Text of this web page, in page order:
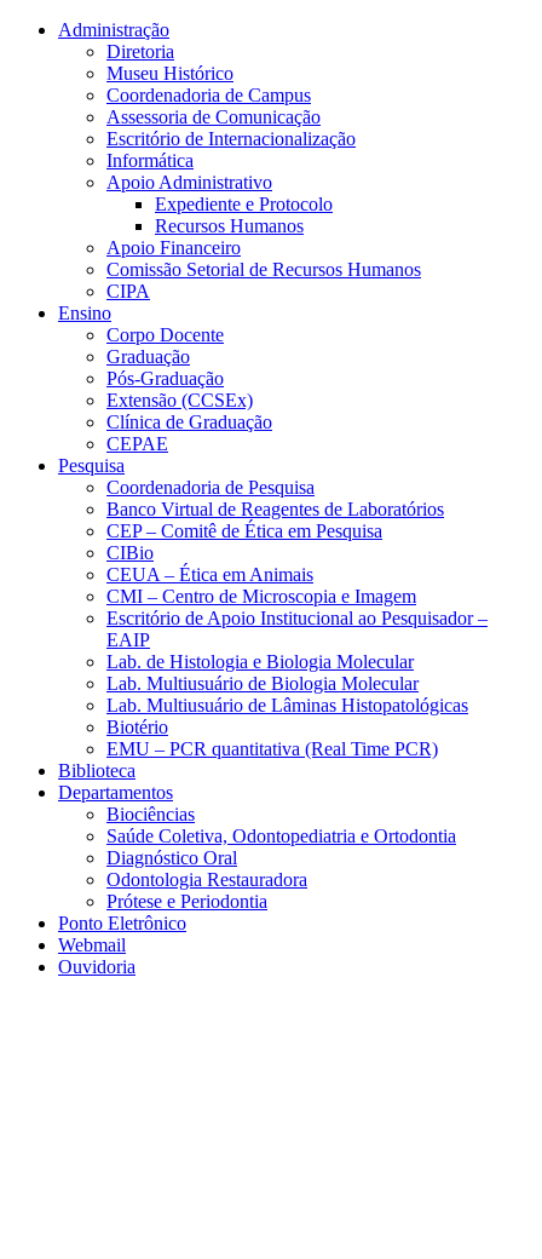
Conteúdo principal Menu principal
Administração
Diretoria
Museu Histórico
Coordenadoria de Campus
Assessoria de Comunicação
Escritório de Internacionalização
Informática
Apoio Administrativo
Expediente e Protocolo
Recursos Humanos
Apoio Financeiro
Comissão Setorial de Recursos Humanos
CIPA
Ensino
Corpo Docente
Graduação
Pós-Graduação
Extensão (CCSEx)
Clínica de Graduação
CEPAE
Pesquisa
Coordenadoria de Pesquisa
Banco Virtual de Reagentes de Laboratórios
CEP – Comitê de Ética em Pesquisa
CIBio
CEUA – Ética em Animais
CMI – Centro de Microscopia e Imagem
Escritório de Apoio Institucional ao Pesquisador –
EAIP
Lab. de Histologia e Biologia Molecular
Lab. Multiusuário de Biologia Molecular
Lab. Multiusuário de Lâminas Histopatológicas
Biotério
EMU – PCR quantitativa (Real Time PCR)
Biblioteca
Departamentos
Biociências
Saúde Coletiva, Odontopediatria e Ortodontia
Diagnóstico Oral
Odontologia Restauradora
Prótese e Periodontia
Ponto Eletrônico
Webmail
Ouvidoria